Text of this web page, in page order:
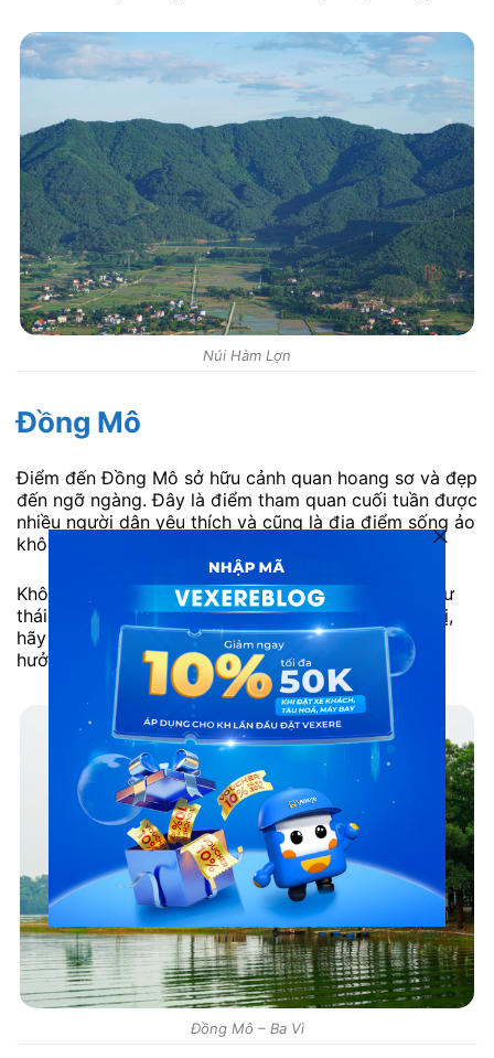
Núi Hàm Lợn
Đồng Mô
Điểm đến Đồng Mô sở hữu cảnh quan hoang sơ và đẹp
đến ngỡ ngàng. Đây là điểm tham quan cuối tuần được
nhiều người dân yêu thích và cũng là địa điểm sống ảo
không thể bỏ qua của giới trẻ.
Không khí tại Khu du lịch Đồng Mô trong lành và thư
thái. Nếu bạn cảm thấy áp lực của cuộc sống đô thị,
hãy dành một ngày nghỉ để đến Đồng Mô và tận
hưởng những giây phút thư giãn tuyệt vời nhé!
Đồng Mô – Ba Vì